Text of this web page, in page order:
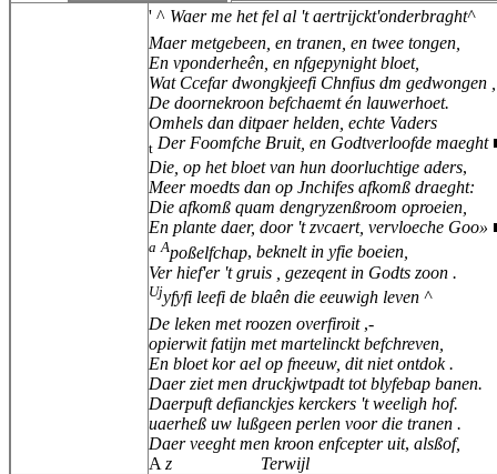
' ^ Waer me het fel al 't aertrijckt'onderbraght^
Maer metgebeen, en tranen, en twee tongen,
En vponderheên, en nfgepynight bloet,
Wat Ccefar dwongkjeefi Chnfius dm gedwongen ,
De doornekroon befchaemt én lauwerhoet.
Omhels dan ditpaer helden, echte Vaders
t Der Foomfche Bruit, en Godtverloofde maeght
Die, op het bloet van hun doorluchtige aders,
Meer moedts dan op Jnchifes afkomß draeght:
Die afkomß quam dengryzenßroom oproeien,
En plante daer, door 't zvcaert, vervloeche Goo»
a Apoßelfchap, beknelt in yfie boeien,
Ver hief'er 't gruis , gezeqent in Godts zoon .
Ujyfyfi leefi de blaên die eeuwigh leven ^
De leken met roozen overfiroit ,-
opierwit fatijn met martelinckt befchreven,
En bloet kor ael op fneeuw, dit niet ontdok .
Daer ziet men druckjwtpadt tot blyfebap banen.
Daerpuft defianckjes kerckers 't weeligh hof.
uaerheß uw lußgeen perlen voor die tranen .
Daer veeght men kroon enfcepter uit, alsßof,
A z
Terwijl